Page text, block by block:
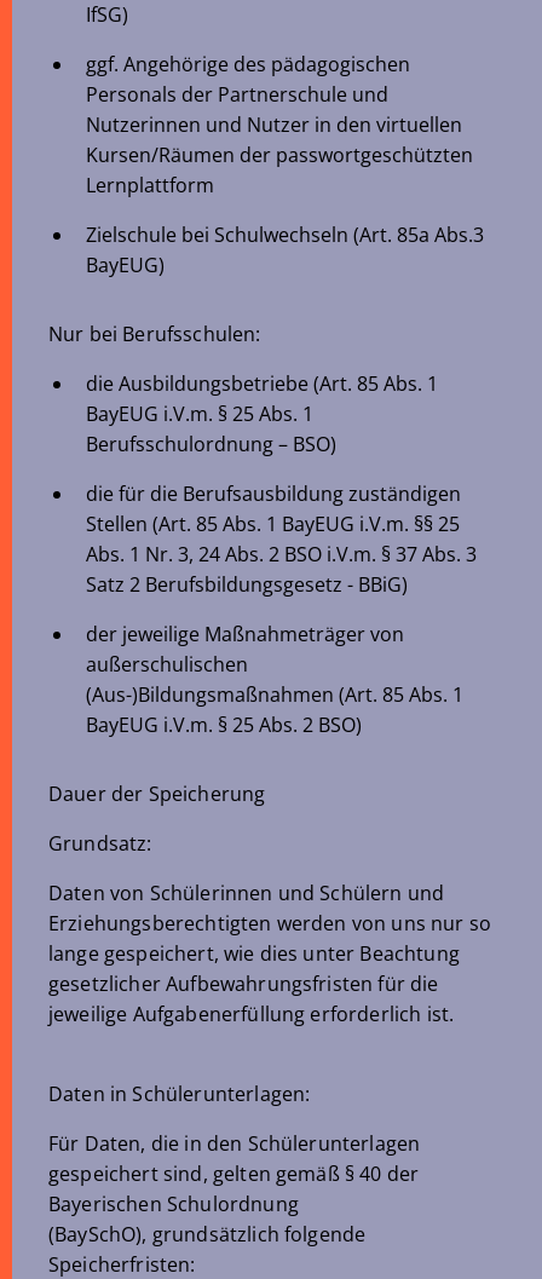
IfSG)
ggf. Angehörige des pädagogischen
Personals der Partnerschule und
Nutzerinnen und Nutzer in den virtuellen
Kursen/Räumen der passwortgeschützten
Lernplattform
Zielschule bei Schulwechseln (Art. 85a Abs.3
BayEUG)
Nur bei Berufsschulen:
die Ausbildungsbetriebe (Art. 85 Abs. 1
BayEUG i.V.m. § 25 Abs. 1
Berufsschulordnung – BSO)
die für die Berufsausbildung zuständigen
Stellen (Art. 85 Abs. 1 BayEUG i.V.m. §§ 25
Abs. 1 Nr. 3, 24 Abs. 2 BSO i.V.m. § 37 Abs. 3
Satz 2 Berufsbildungsgesetz - BBiG)
der jeweilige Maßnahmeträger von
außerschulischen
(Aus-)Bildungsmaßnahmen (Art. 85 Abs. 1
BayEUG i.V.m. § 25 Abs. 2 BSO)
Dauer der Speicherung
Grundsatz:
Daten von Schülerinnen und Schülern und
Erziehungsberechtigten werden von uns nur so
lange gespeichert, wie dies unter Beachtung
gesetzlicher Aufbewahrungsfristen für die
jeweilige Aufgabenerfüllung erforderlich ist.
Daten in Schülerunterlagen:
Für Daten, die in den Schülerunterlagen
gespeichert sind, gelten gemäß § 40 der
Bayerischen Schulordnung
(BaySchO), grundsätzlich folgende
Speicherfristen: